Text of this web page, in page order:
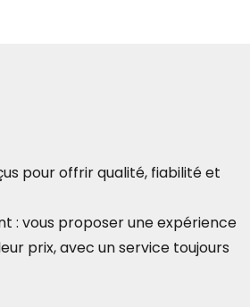
pour offrir qualité, fiabilité et
: vous proposer une expérience
prix, avec un service toujours